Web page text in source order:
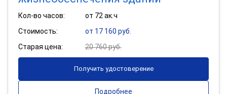
Кол-во часов:
от 72 ак.ч
Стоимость:
от 17 160 руб.
Старая цена:
20 760 руб.
Получить удостоверение
Подробнее